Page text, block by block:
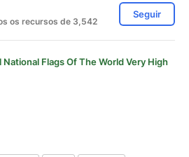
os recursos de 3,542
Seguir
National Flags Of The World Very High